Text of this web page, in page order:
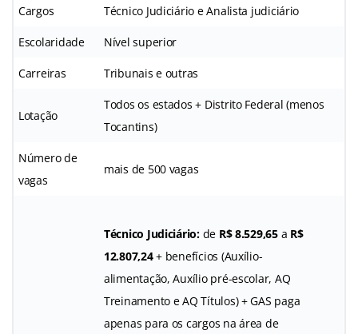
Cargos Técnico Judiciário e Analista judiciário
Escolaridade Nível superior
Carreiras Tribunais e outras
Lotação
Todos os estados + Distrito Federal (menos
Tocantins)
Número de
vagas
mais de 500 vagas
Técnico Judiciário:de R$ 8.529,65a R$
12.807,24+ benefícios (Auxílio-
alimentação, Auxílio pré-escolar, AQ
Treinamento e AQ Títulos) + GAS paga
apenas para os cargos na área de